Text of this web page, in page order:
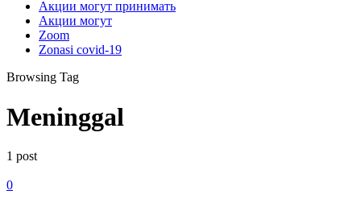
Акции могут принимать
Акции могут
Zoom
Zonasi covid-19
Browsing Tag
Meninggal
1 post
0